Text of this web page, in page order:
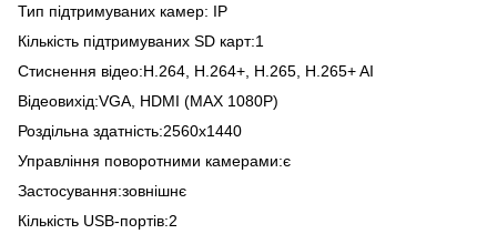
Тип підтримуваних камер: IP
Кількість підтримуваних SD карт:1
Стиснення відео:H.264, H.264+, H.265, H.265+ AI
Відеовихід:VGA, HDMI (MAX 1080P)
Роздільна здатність:2560x1440
Управління поворотними камерами:є
Застосування:зовнішнє
Кількість USB-портів:2